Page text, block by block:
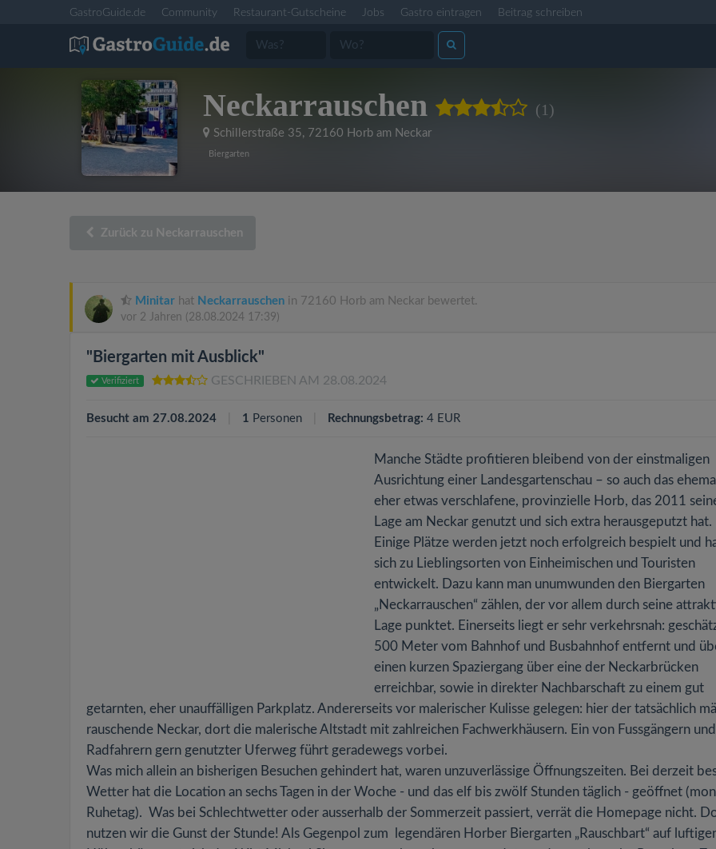
GastroGuide.de Community Restaurant-Gutscheine Jobs Gastro eintragen Beitrag schreiben
Neckarrauschen (1)
Schillerstraße 35, 72160 Horb am Neckar
Biergarten
Zurück zu Neckarrauschen
Minitar hat Neckarrauschen in 72160 Horb am Neckar bewertet.
vor 2 Jahren (28.08.2024 17:39)
"Biergarten mit Ausblick"
Verifiziert GESCHRIEBEN AM 28.08.2024
Besucht am 27.08.2024 1 Personen Rechnungsbetrag: 4 EUR
Manche Städte profitieren bleibend von der einstmaligen
Ausrichtung einer Landesgartenschau – so auch das
eher etwas verschlafene, provinzielle Horb, das 2011
Lage am Neckar genutzt und sich extra herausgeputzt hat.
Einige Plätze werden jetzt noch erfolgreich bespielt und
sich zu Lieblingsorten von Einheimischen und Touristen
entwickelt. Dazu kann man unumwunden den Biergarten
„Neckarrauschen“ zählen, der vor allem durch seine
Lage punktet. Einerseits liegt er sehr verkehrsnah:
500 Meter vom Bahnhof und Busbahnhof entfernt und
einen kurzen Spaziergang über eine der Neckarbrücken
erreichbar, sowie in direkter Nachbarschaft zu einem gut
getarnten, eher unauffälligen Parkplatz. Andererseits vor malerischer Kulisse gelegen: hier der tatsächlich
rauschende Neckar, dort die malerische Altstadt mit zahlreichen Fachwerkhäusern. Ein von Fussgängern und
Radfahrern gern genutzter Uferweg führt geradewegs vorbei.
Was mich allein an bisherigen Besuchen gehindert hat, waren unzuverlässige Öffnungszeiten. Bei derzeit
Wetter hat die Location an sechs Tagen in der Woche - und das elf bis zwölf Stunden täglich - geöffnet
Ruhetag). Was bei Schlechtwetter oder ausserhalb der Sommerzeit passiert, verrät die Homepage nicht.
nutzen wir die Gunst der Stunde! Als Gegenpol zum legendären Horber Biergarten „Rauschbart“ auf